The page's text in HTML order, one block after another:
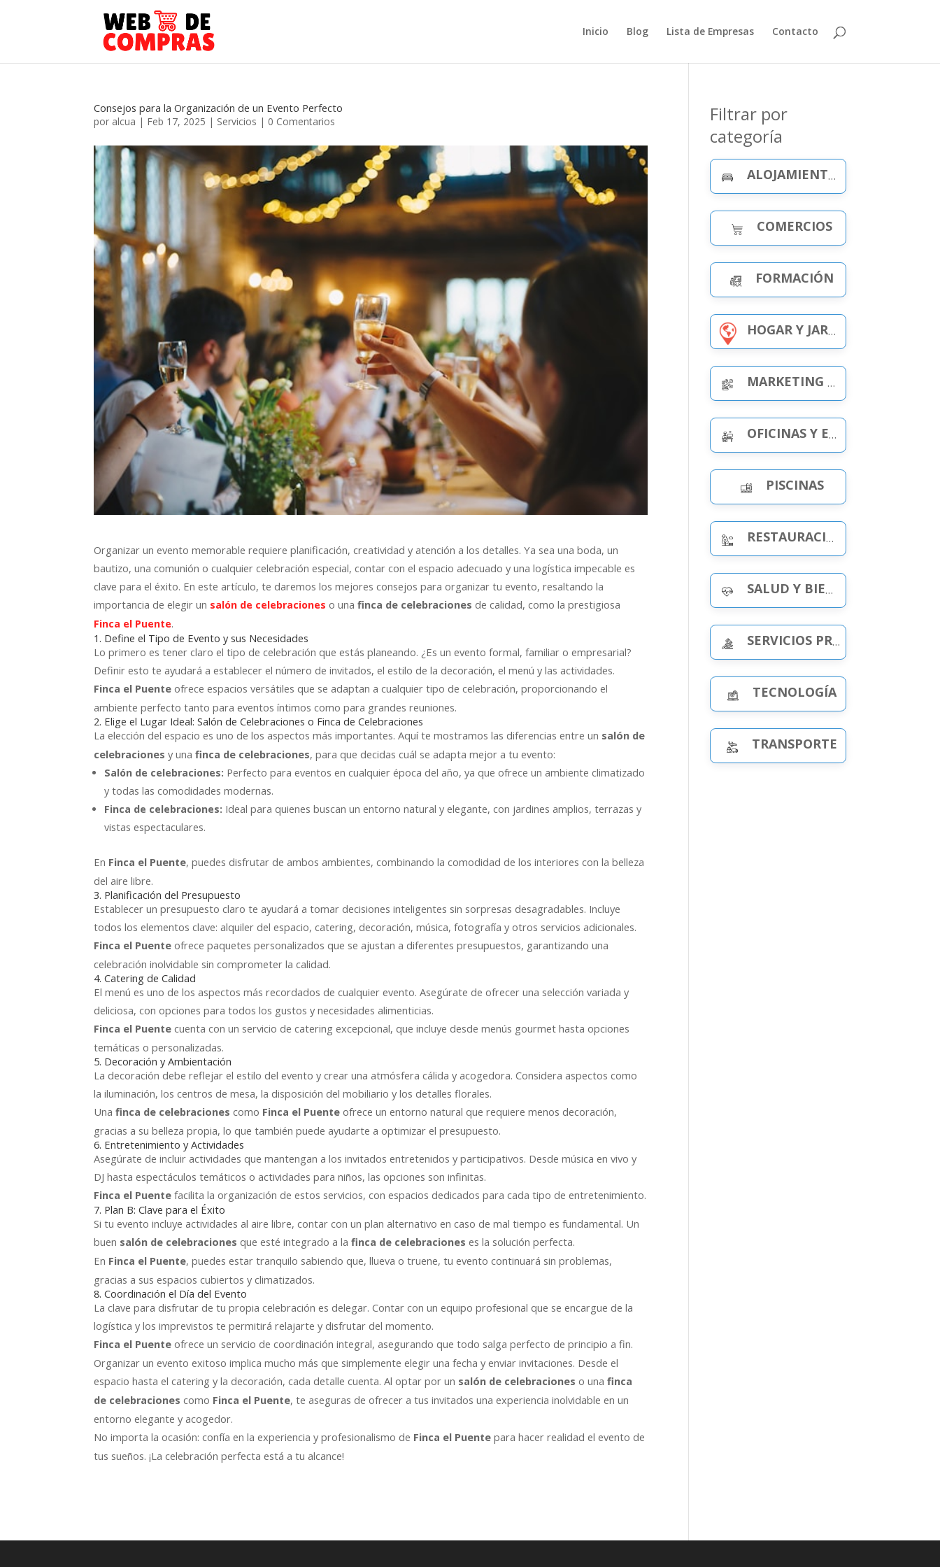
Inicio Blog Lista de Empresas Contacto
Consejos para la Organización de un Evento Perfecto
por alcua | Feb 17, 2025 | Servicios | 0 Comentarios
Organizar un evento memorable requiere planificación, creatividad y atención a los detalles. Ya sea una boda, un
bautizo, una comunión o cualquier celebración especial, contar con el espacio adecuado y una logística impecable es
clave para el éxito. En este artículo, te daremos los mejores consejos para organizar tu evento, resaltando la
importancia de elegir un salón de celebraciones o unafinca de celebraciones de calidad, como la prestigiosa
Finca el Puente.
1. Define el Tipo de Evento y sus Necesidades
Lo primero es tener claro el tipo de celebración que estás planeando. ¿Es un evento formal, familiar o empresarial?
Definir esto te ayudará a establecer el número de invitados, el estilo de la decoración, el menú y las actividades.
Finca el Puente ofrece espacios versátiles que se adaptan a cualquier tipo de celebración, proporcionando el
ambiente perfecto tanto para eventos íntimos como para grandes reuniones.
2. Elige el Lugar Ideal: Salón de Celebraciones o Finca de Celebraciones
La elección del espacio es uno de los aspectos más importantes. Aquí te mostramos las diferencias entre un salón de
celebraciones y unafinca de celebraciones, para que decidas cuál se adapta mejor a tu evento:
Salón de celebraciones: Perfecto para eventos en cualquier época del año, ya que ofrece un ambiente climatizado
y todas las comodidades modernas.
Finca de celebraciones: Ideal para quienes buscan un entorno natural y elegante, con jardines amplios, terrazas y
vistas espectaculares.
En Finca el Puente, puedes disfrutar de ambos ambientes, combinando la comodidad de los interiores con la belleza
del aire libre.
3. Planificación del Presupuesto
Establecer un presupuesto claro te ayudará a tomar decisiones inteligentes sin sorpresas desagradables. Incluye
todos los elementos clave: alquiler del espacio, catering, decoración, música, fotografía y otros servicios adicionales.
Finca el Puente ofrece paquetes personalizados que se ajustan a diferentes presupuestos, garantizando una
celebración inolvidable sin comprometer la calidad.
4. Catering de Calidad
El menú es uno de los aspectos más recordados de cualquier evento. Asegúrate de ofrecer una selección variada y
deliciosa, con opciones para todos los gustos y necesidades alimenticias.
Finca el Puente cuenta con un servicio de catering excepcional, que incluye desde menús gourmet hasta opciones
temáticas o personalizadas.
5. Decoración y Ambientación
La decoración debe reflejar el estilo del evento y crear una atmósfera cálida y acogedora. Considera aspectos como
la iluminación, los centros de mesa, la disposición del mobiliario y los detalles florales.
Unafinca de celebraciones como Finca el Puente ofrece un entorno natural que requiere menos decoración,
gracias a su belleza propia, lo que también puede ayudarte a optimizar el presupuesto.
6. Entretenimiento y Actividades
Asegúrate de incluir actividades que mantengan a los invitados entretenidos y participativos. Desde música en vivo y
DJ hasta espectáculos temáticos o actividades para niños, las opciones son infinitas.
Finca el Puente facilita la organización de estos servicios, con espacios dedicados para cada tipo de entretenimiento.
7. Plan B: Clave para el Éxito
Si tu evento incluye actividades al aire libre, contar con un plan alternativo en caso de mal tiempo es fundamental. Un
buen salón de celebraciones que esté integrado a lafinca de celebraciones es la solución perfecta.
En Finca el Puente, puedes estar tranquilo sabiendo que, llueva o truene, tu evento continuará sin problemas,
gracias a sus espacios cubiertos y climatizados.
8. Coordinación el Día del Evento
La clave para disfrutar de tu propia celebración es delegar. Contar con un equipo profesional que se encargue de la
logística y los imprevistos te permitirá relajarte y disfrutar del momento.
Finca el Puente ofrece un servicio de coordinación integral, asegurando que todo salga perfecto de principio a fin.
Organizar un evento exitoso implica mucho más que simplemente elegir una fecha y enviar invitaciones. Desde el
espacio hasta el catering y la decoración, cada detalle cuenta. Al optar por un salón de celebraciones o unafinca
de celebraciones como Finca el Puente, te aseguras de ofrecer a tus invitados una experiencia inolvidable en un
entorno elegante y acogedor.
No importa la ocasión: confía en la experiencia y profesionalismo de Finca el Puente para hacer realidad el evento de
tus sueños. ¡La celebración perfecta está a tu alcance!
Filtrar por
categoría
ALOJAMIENTO Y CELEBRACIONES
COMERCIOS
FORMACIÓN
HOGAR Y JARDÍN
MARKETING Y PUBLICIDAD
OFICINAS Y ESPACIOS DE TRABAJO
PISCINAS
RESTAURACIÓN Y OCIO
SALUD Y BIENESTAR
SERVICIOS PROFESIONALES
TECNOLOGÍA
TRANSPORTE